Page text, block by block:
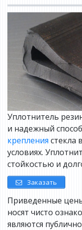
Уплотнитель
и надежный
крепления
условиях.
стойкостью и
Заказать
Приведенные
носят чисто
являются